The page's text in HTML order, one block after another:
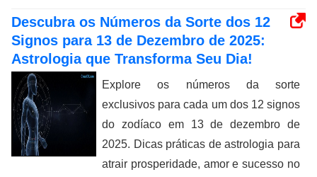
Descubra os Números da Sorte dos 12
Signos para 13 de Dezembro de 2025:
Astrologia que Transforma Seu Dia!
Explore os números da sorte
exclusivos para cada um dos 12 signos
do zodíaco em 13 de dezembro de
2025. Dicas práticas de astrologia para
atrair prosperidade, amor e sucesso no